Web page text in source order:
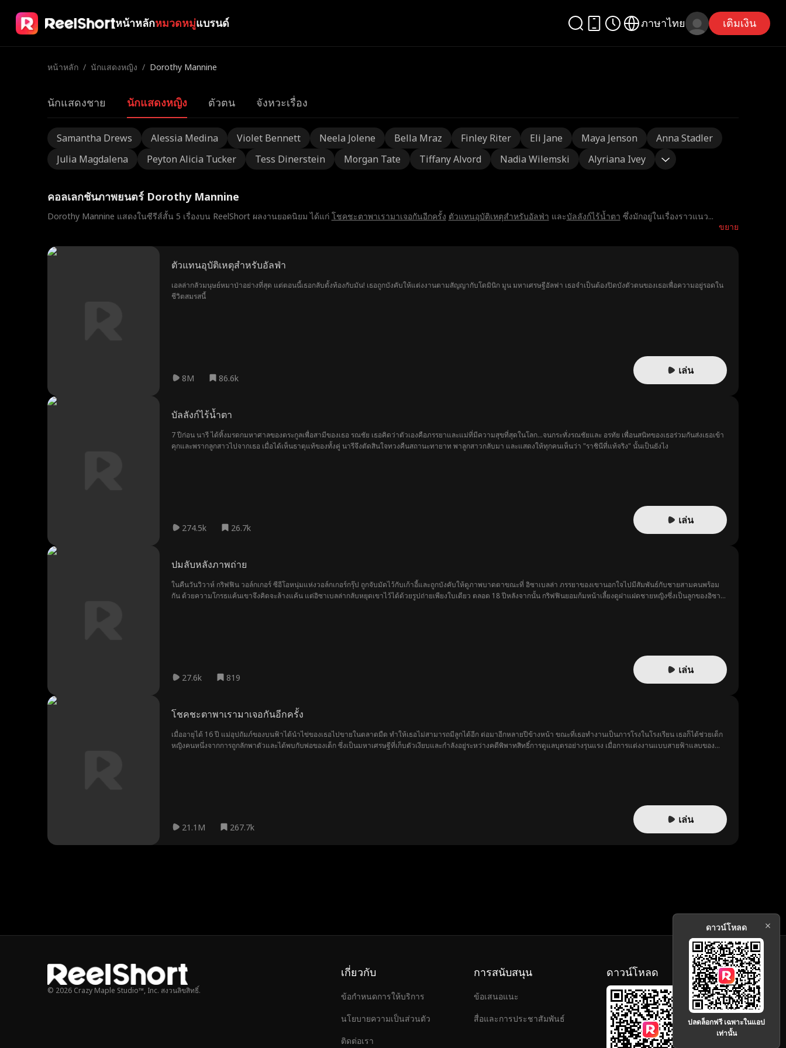
หน้าหลักหมวดหมู่แบรนด์ ภาษาไทย เติมเงิน
หน้าหลัก / นักแสดงหญิง / Dorothy Mannine
นักแสดงชาย นักแสดงหญิง ตัวตน จังหวะเรื่อง
Samantha Drews Alessia Medina Violet Bennett Neela Jolene Bella Mraz Finley Riter Eli Jane Maya Jenson
Anna Stadler
Julia Magdalena
Peyton Alicia Tucker Tess Dinerstein Morgan Tate Tiffany Alvord Nadia Wilemski Alyriana Ivey
คอลเลกชันภาพยนตร์ Dorothy Mannine
ขยาย
Dorothy Mannine แสดงในซีรีส์สั้น 5 เรื่องบน ReelShort ผลงานยอดนิยม ได้แก่ โชคชะตาพาเรามาเจอกันอีกครั้ง ตัวแทนอุบัติเหตุสำหรับอัลฟ่า และบัลลังก์ไร้น้ำตา ซึ่งมักอยู่ในเรื่องราวแนว...
ตัวแทนอุบัติเหตุสำหรับอัลฟ่า
เอลล่ากลัวมนุษย์หมาป่าอย่างที่สุด แต่ตอนนี้เธอกลับตั้งท้องกับมัน! เธอถูกบังคับให้แต่งงานตามสัญญากับโดมินิก มูน มหาเศรษฐีอัลฟา เธอจำเป็นต้องปิดบังตัวตนของเธอเพื่อความอยู่รอดใน
ชีวิตสมรสนี้
8M 86.6k
เล่น
บัลลังก์ไร้น้ำตา
7 ปีก่อน นารี ได้ทิ้งมรดกมหาศาลของตระกูลเพื่อสามีของเธอ รณชัย เธอคิดว่าตัวเองคือภรรยาและแม่ที่มีความสุขที่สุดในโลก...จนกระทั่งรณชัยและ อรทัย เพื่อนสนิทของเธอร่วมกันส่งเธอเข้า
คุกและพรากลูกสาวไปจากเธอ เมื่อได้เห็นธาตุแท้ของทั้งคู่ นารีจึงตัดสินใจทวงคืนสถานะทายาท พาลูกสาวกลับมา และแสดงให้ทุกคนเห็นว่า "ราชินีที่แท้จริง" นั้นเป็นยังไง
274.5k 26.7k
เล่น
ปมลับหลังภาพถ่าย
ในคืนวันวิวาห์ กริฟฟิน วอล์กเกอร์ ซีอีโอหนุ่มแห่งวอล์กเกอร์กรุ๊ป ถูกจับมัดไว้กับเก้าอี้และถูกบังคับให้ดูภาพบาดตาขณะที่ อิซาเบลล่า ภรรยาของเขานอกใจไปมีสัมพันธ์กับชายสามคนพร้อม
กัน ด้วยความโกรธแค้นเขาจึงคิดจะล้างแค้น แต่อิซาเบลล่ากลับหยุดเขาไว้ได้ด้วยรูปถ่ายเพียงใบเดียว ตลอด 18 ปีหลังจากนั้น กริฟฟินยอมก้มหน้าเลี้ยงดูฝาแฝดชายหญิงซึ่งเป็นลูกของอิซา
27.6k 819
เล่น
โชคชะตาพาเรามาเจอกันอีกครั้ง
เมื่ออายุได้ 16 ปี แม่อุปถัมภ์ของบนฟ้าได้นำไข่ของเธอไปขายในตลาดมืด ทำให้เธอไม่สามารถมีลูกได้อีก ต่อมาอีกหลายปีข้างหน้า ขณะที่เธอทำงานเป็นภารโรงในโรงเรียน เธอก็ได้ช่วยเด็ก
หญิงคนหนึ่งจากการถูกลักพาตัวและได้พบกับพ่อของเด็ก ซึ่งเป็นมหาเศรษฐีที่เก็บตัวเงียบและกำลังอยู่ระหว่างคดีพิพาทสิทธิ์การดูแลบุตรอย่างรุนแรง เมื่อการแต่งงานแบบสายฟ้าแลบของ
21.1M 267.7k
เล่น
© 2026 Crazy Maple Studio™, Inc. สงวนลิขสิทธิ์.
เกี่ยวกับ
ข้อกำหนดการให้บริการ
นโยบายความเป็นส่วนตัว
ติดต่อเรา
การสนับสนุน
ข้อเสนอแนะ
สื่อและการประชาสัมพันธ์
ดาวน์โหลด
ดาวน์โหลด
ปลดล็อกฟรี เฉพาะในแอป
เท่านั้น